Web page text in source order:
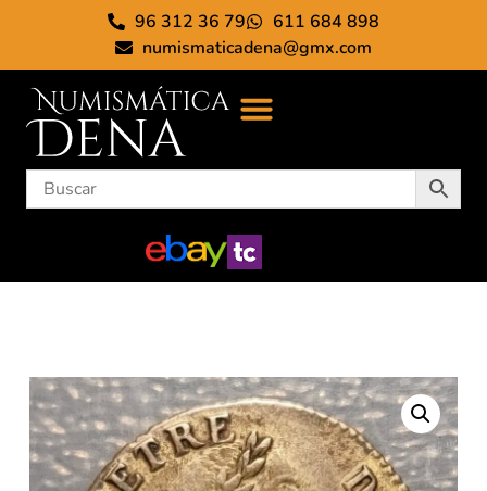
96 312 36 79
611 684 898
numismaticadena@gmx.com